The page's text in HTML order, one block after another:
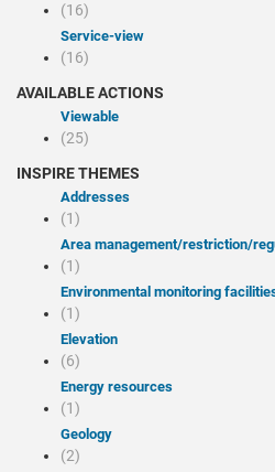
(16)
service-view
(16)
AVAILABLE ACTIONS
Viewable
(25)
INSPIRE THEMES
Addresses
(1)
Area management/restriction/
(1)
Environmental monitoring
(1)
Elevation
(6)
Energy resources
(1)
Geology
(2)